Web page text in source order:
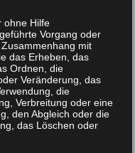
unserer
– Fahrspaß
geplant und
ohne Hilfe
Vorgang oder
mit
das Erheben, das
Ordnen, die
Veränderung, das
die
Verbreitung oder eine
den Abgleich oder die
das Löschen oder